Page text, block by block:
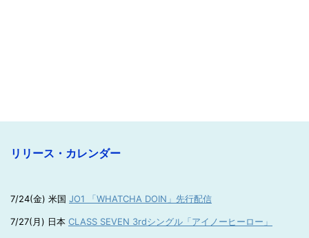
リリース・カレンダー
7/24(金) 米国 JO1 「WHATCHA DOIN」先行配信
7/27(月) 日本 CLASS SEVEN 3rdシングル「アイノーヒーロー」